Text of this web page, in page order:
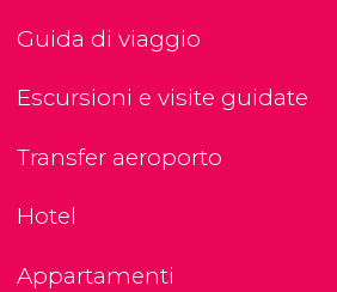
Guida di viaggio
Escursioni e visite guidate
Transfer aeroporto
Hotel
Appartamenti